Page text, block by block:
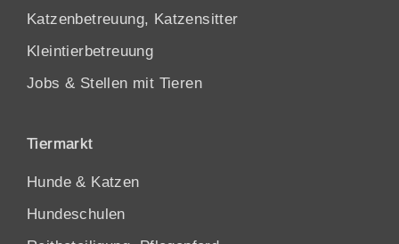
Katzenbetreuung, Katzensitter
Kleintierbetreuung
Jobs & Stellen mit Tieren
Tiermarkt
Hunde & Katzen
Hundeschulen